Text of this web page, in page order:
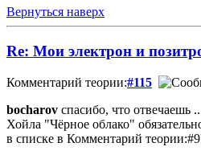
Вернуться наверх
Re: Мои электрон и
Комментарий теории:#115
bocharov спасибо, что отвечаешь
Хойла "Чёрное облако"
в списке в Комментарий